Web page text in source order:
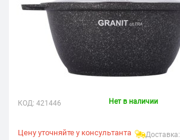
КОД: 421446 Нет в наличии
Цену уточняйте у консультанта Доставка: